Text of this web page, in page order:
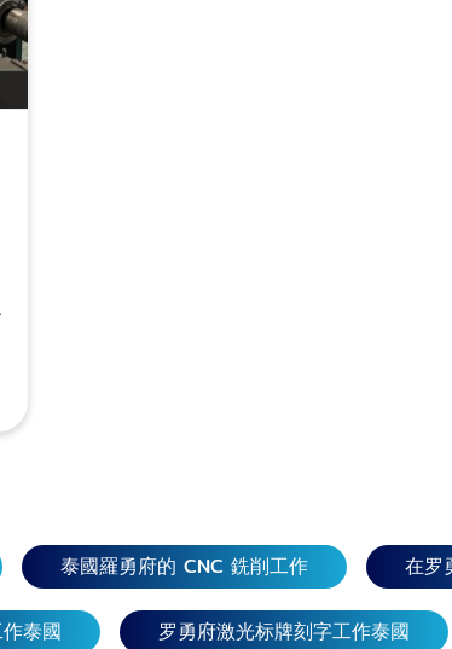
泰國羅勇府的 CNC 銑削工作 在罗
泰國 罗勇府激光标牌刻字工作泰國